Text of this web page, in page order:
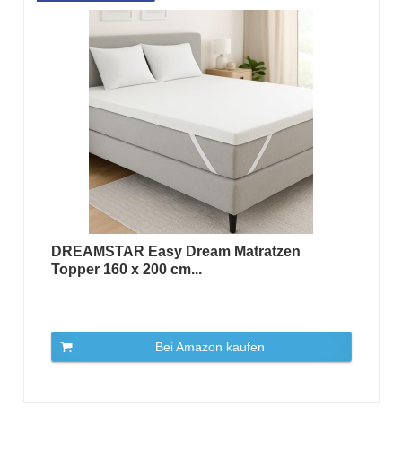
DREAMSTAR Easy Dream Matratzen
Topper 160 x 200 cm...
Bei Amazon kaufen